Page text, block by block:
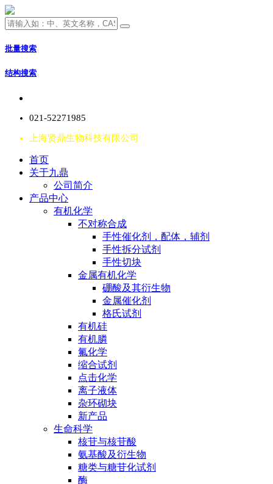
批量搜索
结构搜索
021-52271985
上海贤鼎生物科技有限公司
首页
关于九鼎
公司简介
产品中心
有机化学
不对称合成
手性催化剂，配体，辅剂
手性拆分试剂
手性切块
金属有机化学
硼酸及其衍生物
金属催化剂
格氏试剂
有机硅
有机膦
氟化学
缩合试剂
点击化学
离子液体
杂环砌块
新产品
生命科学
核苷与核苷酸
氨基酸及衍生物
糖类与糖苷化试剂
酶